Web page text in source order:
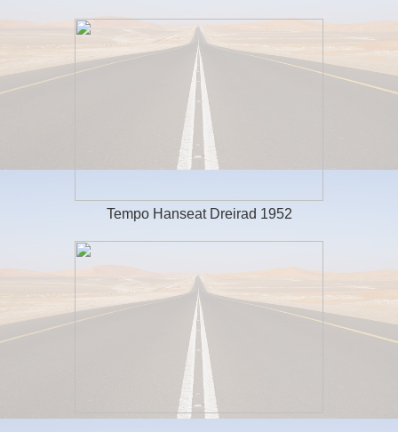
Tempo Hanseat Dreirad 1952